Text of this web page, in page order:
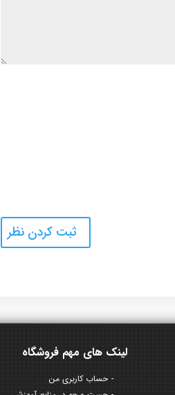
لینک های مهم فروشگاه
حساب کاربری من